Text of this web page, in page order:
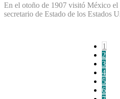
En el otoño de 1907 visitó México
secretario de Estado de los Estados
1
2
3
4
5
6